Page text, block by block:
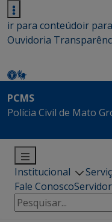
ir para conteúdoir
Ouvidoria
PCMS
Polícia Civil de Mato
Institucional
Fale ConoscoServidor
Pesquisar
por: